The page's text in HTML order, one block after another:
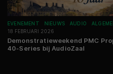
EVENEMENT NIEUWS AUDIO
18 FEBRUARI 2026
Demonstratieweekend PMC
40-Series bij AudioZaal